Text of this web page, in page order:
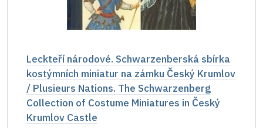
Leckteří národové. Schwarzenberská sbírka
kostýmních miniatur na zámku Český Krumlov
/ Plusieurs Nations. The Schwarzenberg
Collection of Costume Miniatures in Český
Krumlov Castle